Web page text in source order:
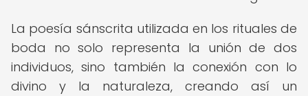
La poesía sánscrita utilizada en los rituales de
boda no solo representa la unión de dos
individuos, sino también la conexión con lo
divino y la naturaleza, creando así un